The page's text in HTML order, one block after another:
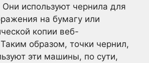
используют чернила для
на бумагу или
копии веб-
образом, точки чернил,
эти машины, по сути,